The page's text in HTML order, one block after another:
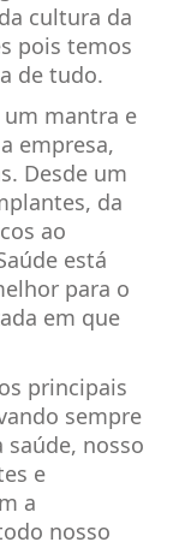
cultura da
pois temos
de tudo.
um mantra e
empresa,
Desde um
da
ao
está
para o
em que
principais
sempre
nosso
e
a
nosso